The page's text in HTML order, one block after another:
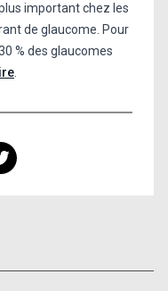
important chez les
de glaucome. Pour
% des glaucomes
.